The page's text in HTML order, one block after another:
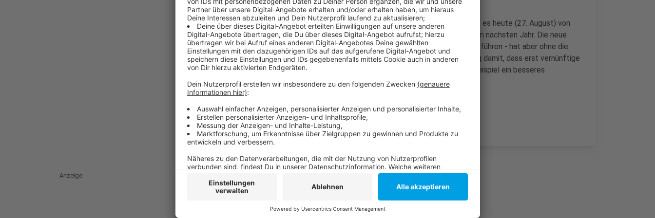
Damit riskiere die FDP ein Diesel-Fahrverbot für Düsseldorf, heißt es heute (27. August) von
den GRÜNEN. Die SPD vermutet "Taktik" vor der Kommunalwahl im nächsten Jahr. Die neue
Umweltspur soll eigentlich von Wersten aus quer durch die Stadt führen - hat aber ohne die
FDP keine politische Mehrheit mehr. Sie begründet ihre Ablehnung damit, dass erst vernünftige
Alternativen für Autofahrer geschaffen werden müssten - zum Beispiel ein besseres
Rheinbahn-Angebot.
Anzeige